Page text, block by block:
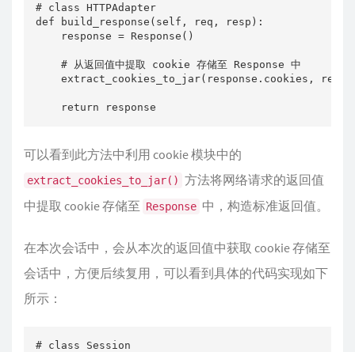
# class HTTPAdapter
def build_response(self, req, resp):
    response = Response()
    # 从返回值中提取 cookie 存储至 Response 中
extract_cookies_to_jar(response.cookies, req,
    return response
可以看到此方法中利用 cookie 模块中的
extract_cookies_to_jar() 方法将网络请求的返回值
中提取 cookie 存储至 Response 中，构造标准返回值。
在本次会话中，会从本次的返回值中获取 cookie 存储至
会话中，方便后续复用，可以看到具体的代码实现如下
所示：
# class Session